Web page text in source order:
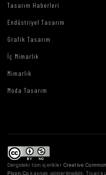
Tasarım Haberleri
Endüstriyel Tasarım
Grafik Tasarım
İç Mimarlık
Mimarlık
Moda Tasarım
Dergideki tüm içerikler Creative
Piyon.Co kaynak gösterilmelidir. Ticari